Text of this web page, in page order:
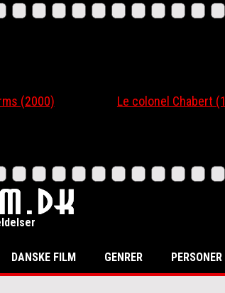
Le colonel Chabert (1994)
DANSKE FILM GENRER PERSONER